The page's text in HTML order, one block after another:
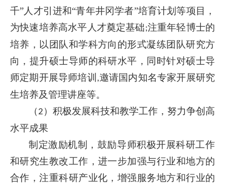
千”人才引进和“青年井冈学者”培育计划等项目，
为快速培养高水平人才奠定基础;注重年轻博士的
培养，以团队和学科方向的形式凝练团队研究方
向，提升硕士导师的科研水平，同时针对硕士导
师定期开展导师培训 ,邀请国内知名专家开展研究
生培养及管理讲座等。
（2 ）积极发展科技和教学工作，努力争创高
水平成果
制定激励机制，鼓励导师积极开展科研工作
和研究生教改工作，进一步加强与行业和地方的
合作，注重科研产业化，增强服务地方和行业的